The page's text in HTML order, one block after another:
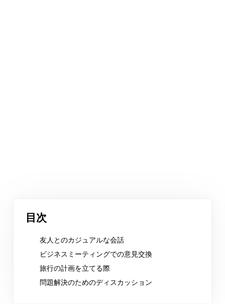
目次
友人とのカジュアルな会話
ビジネスミーティングでの意見交換
旅行の計画を立てる際
問題解決のためのディスカッション